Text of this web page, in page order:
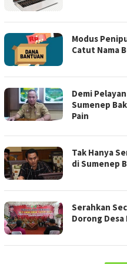
Modus
Catut Nama
Demi
Sumenep
Pain
Tak Hanya
di Sumenep
Serahkan
Dorong Desa